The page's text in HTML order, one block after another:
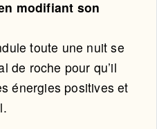
modifiant son
toute une nuit se
de roche pour qu’il
énergies positives et